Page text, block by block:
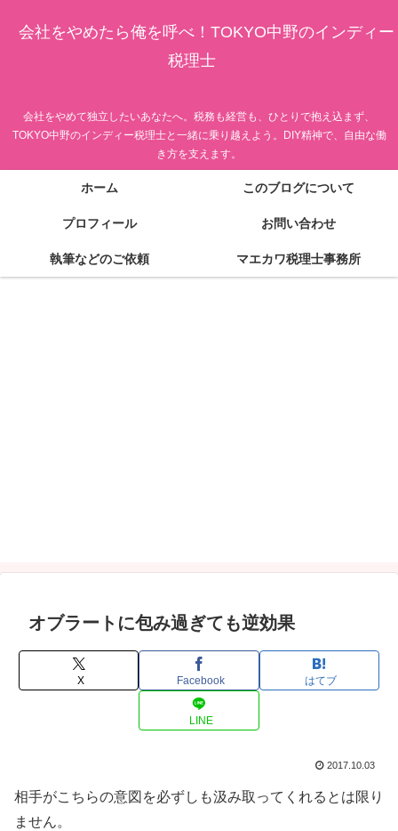
会社をやめたら俺を呼べ！TOKYO中野のインディー
税理士
会社をやめて独立したいあなたへ。税務も経営も、ひとりで抱え込まず、
TOKYO中野のインディー税理士と一緒に乗り越えよう。DIY精神で、自由な働
き方を支えます。
ホーム このブログについて
プロフィール お問い合わせ
執筆などのご依頼 マエカワ税理士事務所
オブラートに包み過ぎても逆効果
X Facebook はてブ
LINE
2017.10.03
相手がこちらの意図を必ずしも汲み取ってくれるとは限り
ません。